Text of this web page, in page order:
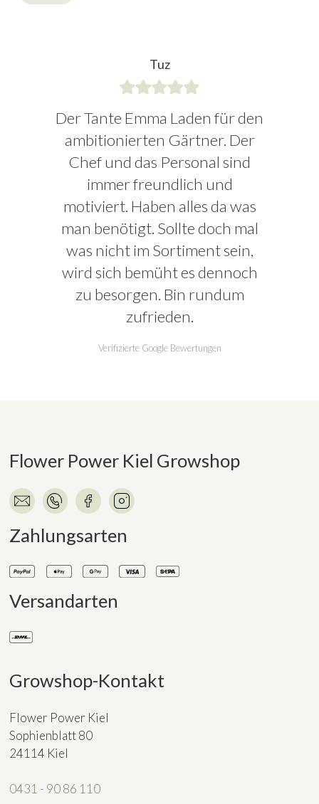
Tuz
Der Tante Emma Laden für den
ambitionierten Gärtner. Der
Chef und das Personal sind
immer freundlich und
motiviert. Haben alles da was
man benötigt. Sollte doch mal
was nicht im Sortiment sein,
wird sich bemüht es dennoch
zu besorgen. Bin rundum
zufrieden.
Verifizierte Google Bewertungen
Flower Power Kiel Growshop
Zahlungsarten
Versandarten
Growshop-Kontakt
Flower Power Kiel
Sophienblatt 80
24114 Kiel
0431 - 90 86 110